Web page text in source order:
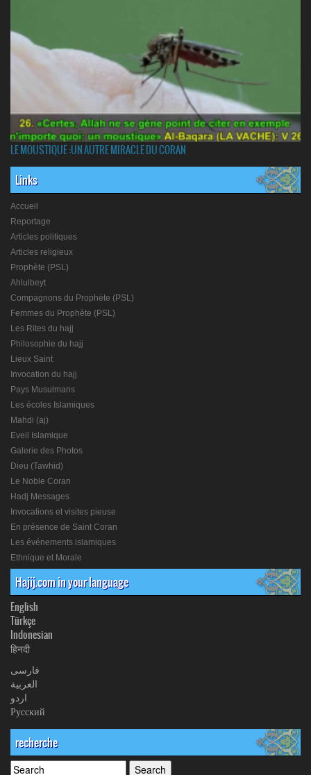
LE MOUSTIQUE :UN AUTRE MIRACLE DU CORAN
Links
Accueil
Reportage
Articles politiques
Articles religieux
Prophète (PSL)
Ahlulbeyt
Compagnons du Prophète (PSL)
Femmes du Prophète (PSL)
Les Rites du hajj
Philosophie du hajj
Lieux Saint
Invocation du hajj
Pays Musulmans
Les écoles Islamiques
Mahdi (aj)
Eveil Islamique
Galerie des Photos
Dieu (Tawhid)
Le Noble Coran
Hadj Messages
Invocations et visites pieuse
En présence de Saint Coran
Les événements islamiques
Ethnique et Morale
Hajij.com in your language
English
Türkçe
Indonesian
हिनदी
فارسی
العربیة
اردو
Русский
recherche